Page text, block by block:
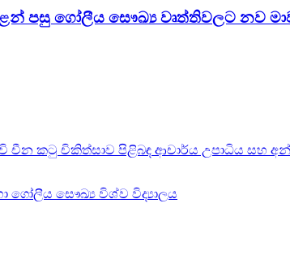
පසු ගෝලීය සෞඛ්‍ය වෘත්තිවලට නව
චීන කටු චිකිත්සාව පිළිබඳ ආචාර්ය උපාධිය සහ
ගෝලීය සෞඛ්‍ය විශ්ව විද්‍යාලය